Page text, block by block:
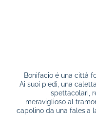
Bonifacio é una città
Ai suoi piedi, una
spettacolari,
meraviglioso al
capolino da una falesia